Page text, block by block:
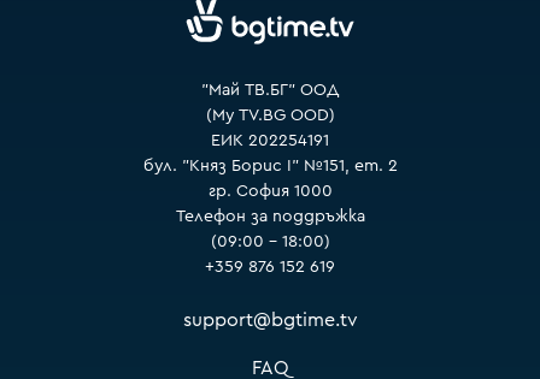
"Май ТВ.БГ" ООД
(My TV.BG OOD)
ЕИК 202254191
бул. "Княз Борис I" №151, ет. 2
гр. София 1000
Телефон за поддръжка
(09:00 – 18:00)
+359 876 152 619
support@bgtime.tv
FAQ